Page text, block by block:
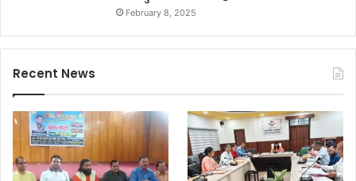
February 8, 2025
Recent News